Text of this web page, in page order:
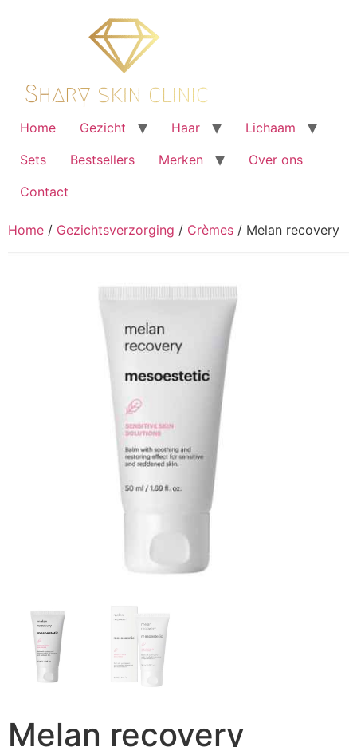
Home Gezicht Haar
Lichaam
Sets
Bestsellers Merken
Over ons
Contact
Home / Gezichtsverzorging / Crèmes / Melan recovery
Melan recovery